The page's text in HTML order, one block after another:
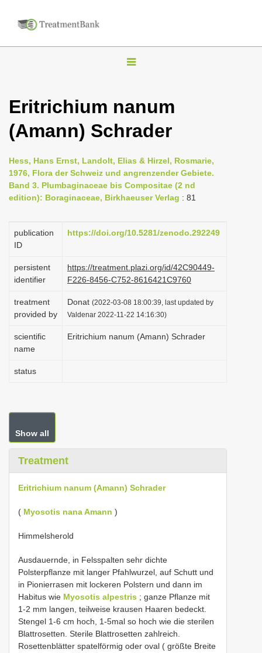
T
g
l
n
a
g
i
n
Eritrichium nanum
(Amann) Schrader
Hess, Hans Ernst, Landolt, Elias & Hirzel, Rosmarie,
1976, Flora der Schweiz und angrenzender Gebiete.
Band 3. Plumbaginaceae bis Compositae (2 nd
edition): Boraginaceae, Birkhaeuser Verlag : 81
publication
ID
https://doi.org/10.5281/zenodo.292249
persistent
identifier
https://treatment.plazi.org/id/42C90449-
F226-8456-C752-8616421C9760
treatment
provided by
Donat (2022-03-08 18:00:39, last updated by
Valdenar 2022-11-22 14:16:30)
scientific
name
Eritrichium nanum (Amann) Schrader
status
Show all
Treatment
Eritrichium nanum (Amann) Schrader
( Myosotis nana Amann )
Himmelsherold
Ausdauernde, in Felsspalten sehr dichte
Polsterpflanze mit langer Pfahlwurzel, auf Schutt und
in Pionierrasen mit lockeren Polstern und dann im
Habitus wie Myosotis alpestris ; ganze Pflanze mit
1-2 mm langen, teilweise krausen Haaren bedeckt.
Stengel 1-6 cm hoch, 1-5mal so hoch wie die sterilen
Blattrosetten. Sterile Blattrosetten zahlreich.
Rosettenblätter spatelförmig oder oval ( größte Breite